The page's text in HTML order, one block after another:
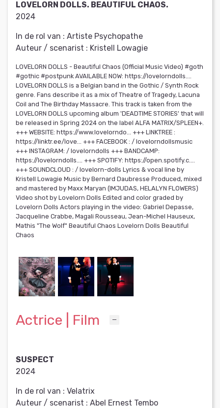
LOVELORN DOLLS. BEAUTIFUL CHAOS.
2024
In de rol van : Artiste Psychopathe
Auteur / scenarist : Kristell Lowagie
LOVELORN DOLLS - Beautiful Chaos (Official Music Video) #goth
#gothic #postpunk AVAILABLE NOW: https://lovelorndolls....
LOVELORN DOLLS is a Belgian band in the Gothic / Synth Rock
genre. Fans describe it as a mix of Theatre of Tragedy, Lacuna
Coil and The Birthday Massacre. This track is taken from the
LOVELORN DOLLS upcoming album 'DEADTIME STORIES' that will
be released in Spring 2024 on the label ALFA MATRIX/SPLEEN+.
+++ WEBSITE: https://www.lovelorndo... +++ LINKTREE :
https://linktr.ee/love... +++ FACEBOOK : / lovelorndollsmusic
+++ INSTAGRAM: / lovelorndolls +++ BANDCAMP:
https://lovelorndolls.... +++ SPOTIFY: https://open.spotify.c....
+++ SOUNDCLOUD : / lovelorn-dolls Lyrics & vocal line by
Kristell Lowagie Music by Bernard Daubresse Produced, mixed
and mastered by Maxx Maryan (IMJUDAS, HELALYN FLOWERS)
Video shot by Lovelorn Dolls Edited and color graded by
Lovelorn Dolls Actors playing in the video: Gabriel Depasse,
Jacqueline Crabbe, Magali Rousseau, Jean-Michel Hauseux,
Mathis "The Wolf" Beautiful Chaos Lovelorn Dolls Beautiful
Chaos
Actrice | Film
SUSPECT
2024
In de rol van : Velatrix
Auteur / scenarist : Abel Ernest Tembo